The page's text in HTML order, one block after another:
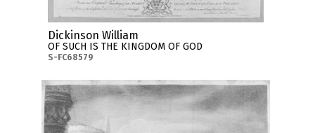
Dickinson William
OF SUCH IS THE KINGDOM OF GOD
S-FC68579